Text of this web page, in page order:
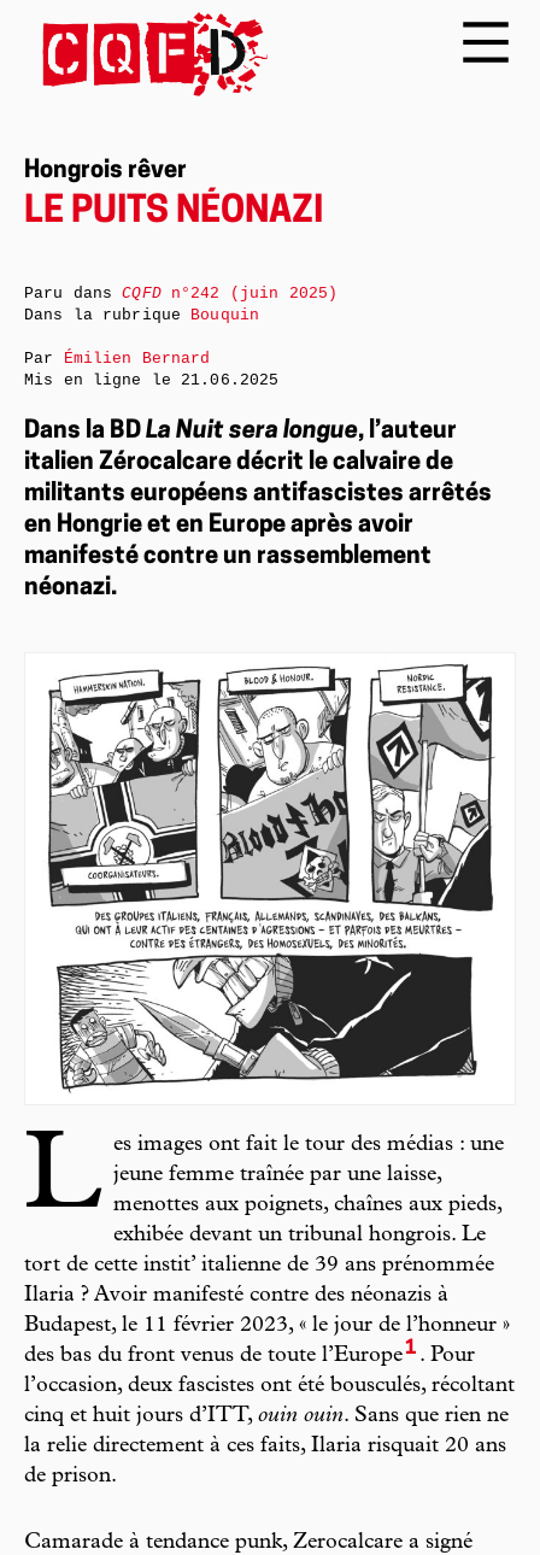
Hongrois rêver
LE PUITS NÉONAZI
Dans la BD La Nuit sera longue, l’auteur
italien Zérocalcare décrit le calvaire de
militants européens antifascistes arrêtés
en Hongrie et en Europe après avoir
manifesté contre un rassemblement
néonazi.
L
es images ont fait le tour des médias : une
jeune femme traînée par une laisse,
menottes aux poignets, chaînes aux pieds,
exhibée devant un tribunal hongrois. Le
tort de cette instit’ italienne de 39 ans prénommée
Ilaria ? Avoir manifesté contre des néonazis à
Budapest, le 11 février 2023, « le jour de l’honneur »
des bas du front venus de toute l’Europe1 . Pour
l’occasion, deux fascistes ont été bousculés, récoltant
cinq et huit jours d’ITT, ouin ouin. Sans que rien ne
la relie directement à ces faits, Ilaria risquait 20 ans
de prison.
Camarade à tendance punk, Zerocalcare a signé
Paru dansCQFDn°242 (juin 2025)
Dans la rubrique Bouquin
Par Émilien Bernard
Mis en ligne le 21.06.2025